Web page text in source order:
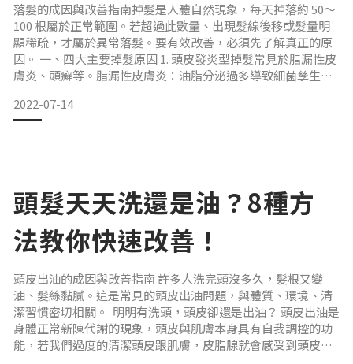
落髮的成因與改善指南掉髮是人體自然現象，每天掉落約 50～
100 根屬於正常範圍。若超過此數量、出現髮線後移或髮量明
顯稀疏，才屬於異常落髮。要有效改善，必須先了解真正的原
因。 一、四大主要掉髮原因 1. 頭皮發炎型掉髮常見於脂漏性皮
膚炎、頭癬等。脂漏性皮膚炎：油脂分泌過多導致細菌孳生，
膿、發炎與脫髮。改善方式：就醫治療，依醫師指示使用抗生
素或抗發炎藥物。 2. 內分泌因素導致的掉髮與遺傳或荷爾蒙失
2022-07-14
頭髮天天洗還是油？8種方
法教你快速改善！
頭皮出油的成因與改善指南 許多人洗完頭沒多久，髮根又變
油、髮絲黏膩。這是常見的頭皮出油問題，與體質、環境、清
潔習慣密切相關。 明明有洗頭，頭皮卻還是出油？ 頭皮出油是
身體正常新陳代謝的現象，頭皮與肌膚本身具有自我調控的功
能，若我們過度的清潔頭皮跟肌膚，皮脂腺就會感受到頭皮跟